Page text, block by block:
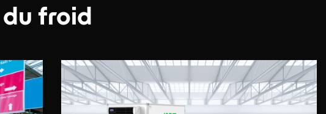
froid